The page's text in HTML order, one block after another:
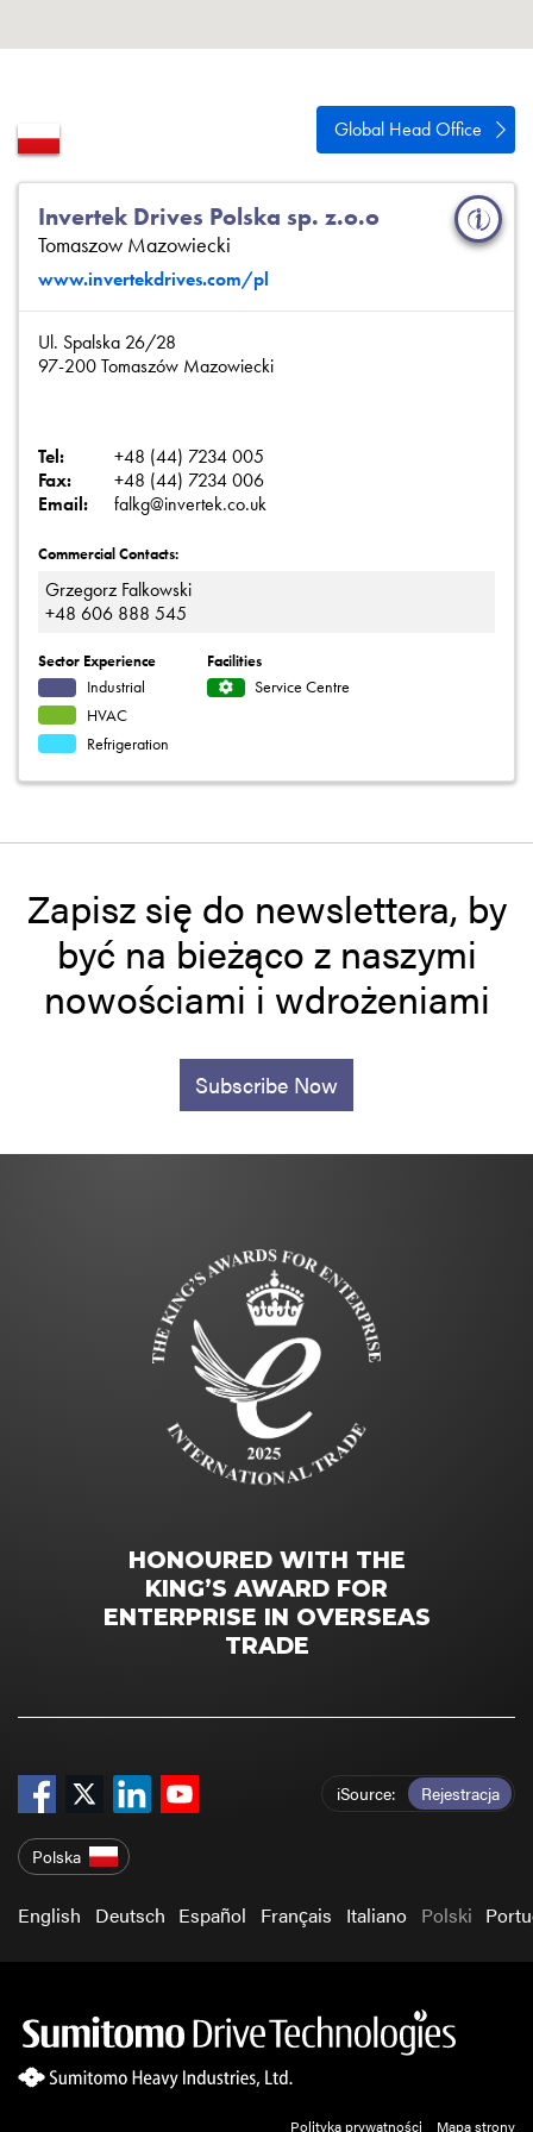
Global Head Office
Invertek Drives Polska sp. z.o.o
Tomaszow Mazowiecki
www.invertekdrives.com/pl
Ul. Spalska 26/28
97-200 Tomaszów Mazowiecki
Tel:
+48 (44) 7234 005
Fax:
+48 (44) 7234 006
Email:
falkg@invertek.co.uk
Commercial Contacts:
Grzegorz Falkowski
+48 606 888 545
Sector Experience
Industrial
HVAC
Refrigeration
Facilities
Service Centre
Zapisz się do newslettera, by
być na bieżąco z naszymi
nowościami i wdrożeniami
Subscribe Now
HONOURED WITH THE
KING’S AWARD FOR
ENTERPRISE IN OVERSEAS
TRADE
iSource Rejestracja
Polska
English Deutsch Español Français Italiano Polski
Polityka prywatności Mapa strony
iSource Rejestracja